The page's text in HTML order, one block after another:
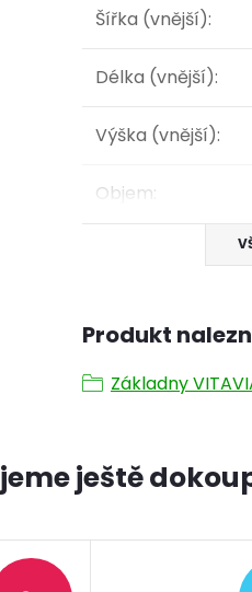
Šířka (vnější):
Délka (vnější):
Výška (vnější):
Objem:
Produkt
Základny
ještě